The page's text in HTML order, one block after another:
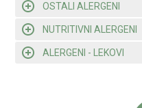
OSTALI ALERGENI
NUTRITIVNI ALERGENI
ALERGENI - LEKOVI